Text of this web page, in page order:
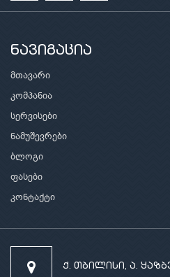
ნავიგაცია
მთავარი
კომპანია
სერვისები
ნამუშევრები
ბლოგი
ფასები
კონტაქტი
ქ. თბილისი, ა.